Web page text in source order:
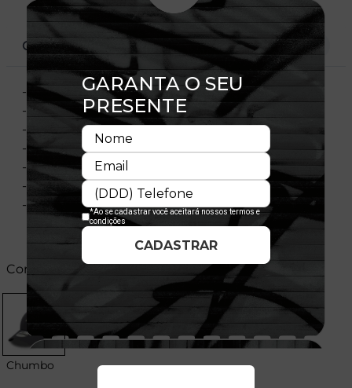
CARACTERÍSTICAS
- Modelo Ajustável
- Aba curva
- Copa estruturada
- Flag bordada no lado esquerdo
- Importado
- Licença Oficial
- Composição:
Cores:
Chumbo